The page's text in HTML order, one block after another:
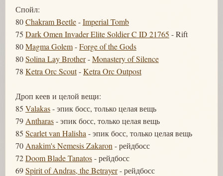
Спойл:
80Chakram Beetle-Imperial Tomb
75 Dark Omen Invader Elite Soldier C ID 21765 - Rift
80Magma Golem-Forge of the Gods
80Solina Lay Brother-Monastery of Silence
78 Ketra Orc Scout-Ketra Orc Outpost
Дроп кеев и целой вещи:
85 Valakas- эпик босс, только целая вещь
79 Antharas- эпик босс, только целая вещь
85 Scarlet van Halisha - эпик босс, только целая вещь
70 Anakim's Nemesis Zakaron - рейдбосс
72Doom Blade Tanatos- рейдбосс
69Spirit of Andras, the Betrayer- рейдбосс